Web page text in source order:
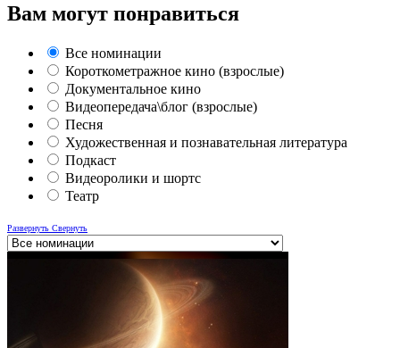
Вам могут понравиться
Все номинации
Короткометражное кино (взрослые)
Документальное кино
Видеопередача\блог (взрослые)
Песня
Художественная и познавательная литература
Подкаст
Видеоролики и шортс
Театр
Развернуть Свернуть